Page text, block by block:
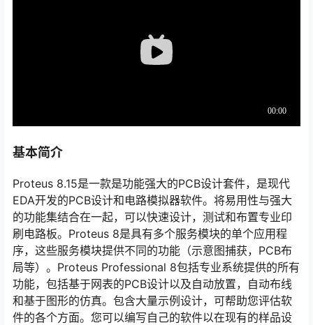
基本简介
Proteus 8.15是一款是功能强大的PCB设计套件，是现代
EDA开发的PCB设计和电路模拟器软件。将易用性与强大
的功能集结合在一起，可以快速设计，测试和布置专业印
刷电路板。Proteus 8是具有多个服务模块的单个应用程
序，这些服务模块提供不同的功能（示意图捕获，PCB布
局等）。Proteus Professional 8包括专业系统提供的所有
功能，包括基于网表的PCB设计以及自动放置，自动布线
和基于图形的仿真。包含大量示例设计，可帮助您评估软
件的各个方面。您可以编写自己的软件以在现有的样品设